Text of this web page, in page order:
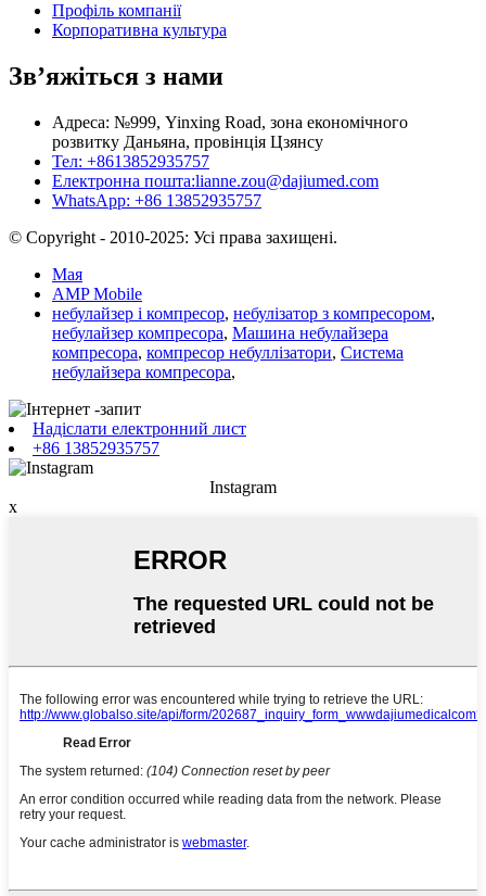
Профіль компанії
Корпоративна культура
Зв’яжіться з нами
Адреса: №999, Yinxing Road, зона економічного
розвитку Даньяна, провінція Цзянсу
Тел: +8613852935757
Електронна пошта:lianne.zou@dajiumed.com
WhatsApp: +86 13852935757
© Copyright - 2010-2025: Усі права захищені.
Мая
AMP Mobile
небулайзер і компресор, небулізатор з компресором,
небулайзер компресора, Машина небулайзера
компресора, компресор небуллізатори, Система
небулайзера компресора,
Надіслати електронний лист
+86 13852935757
Instagram
x